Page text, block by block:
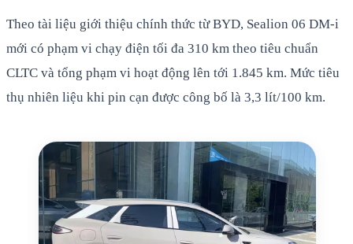
Theo tài liệu giới thiệu chính thức từ BYD, Sealion 06 DM-i
mới có phạm vi chạy điện tối đa 310 km theo tiêu chuẩn
CLTC và tổng phạm vi hoạt động lên tới 1.845 km. Mức tiêu
thụ nhiên liệu khi pin cạn được công bố là 3,3 lít/100 km.